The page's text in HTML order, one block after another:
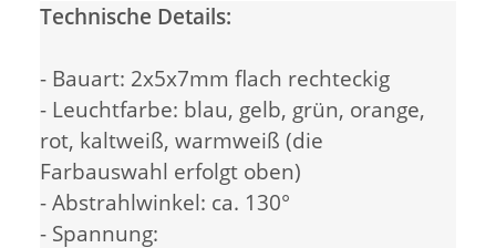
Technische Details:
- Bauart: 2x5x7mm flach rechteckig
- Leuchtfarbe: blau, gelb, grün, orange,
rot, kaltweiß, warmweiß (die
Farbauswahl erfolgt oben)
- Abstrahlwinkel: ca. 130°
- Spannung: